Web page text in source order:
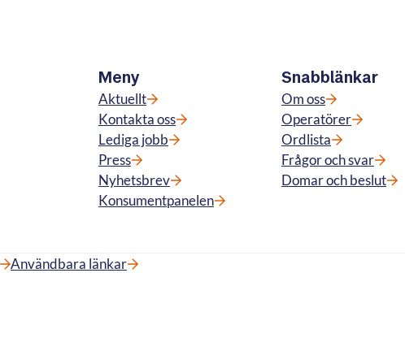
Meny
Aktuellt
Kontakta oss
Lediga jobb
Press
Nyhetsbrev
Konsumentpanelen
Snabblänkar
Om oss
Operatörer
Ordlista
Frågor och svar
Domar och beslut
Användbara länkar